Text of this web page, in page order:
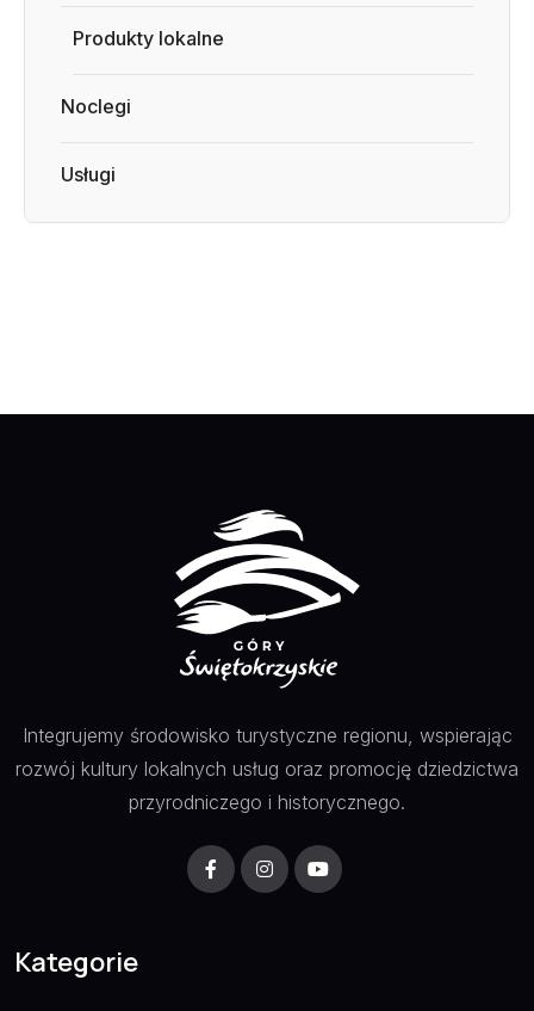
Produkty lokalne
Noclegi
Usługi
Integrujemy środowisko turystyczne regionu, wspierając
rozwój kultury lokalnych usług oraz promocję dziedzictwa
przyrodniczego i historycznego.
Kategorie